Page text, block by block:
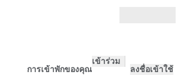
การเข้าพักของคุณ
เข้าร่วม
ลงชื่อเข้าใช้